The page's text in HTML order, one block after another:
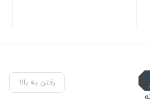
رفتن به بالا